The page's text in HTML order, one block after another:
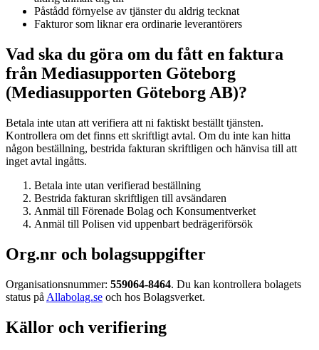
Påstådd förnyelse av tjänster du aldrig tecknat
Fakturor som liknar era ordinarie leverantörers
Vad ska du göra om du fått en faktura
från Mediasupporten Göteborg
(Mediasupporten Göteborg AB)?
Betala inte utan att verifiera att ni faktiskt beställt tjänsten.
Kontrollera om det finns ett skriftligt avtal. Om du inte kan hitta
någon beställning, bestrida fakturan skriftligen och hänvisa till att
inget avtal ingåtts.
Betala inte utan verifierad beställning
Bestrida fakturan skriftligen till avsändaren
Anmäl till Förenade Bolag och Konsumentverket
Anmäl till Polisen vid uppenbart bedrägeriförsök
Org.nr och bolagsuppgifter
Organisationsnummer: 559064-8464. Du kan kontrollera bolagets
status på Allabolag.se och hos Bolagsverket.
Källor och verifiering